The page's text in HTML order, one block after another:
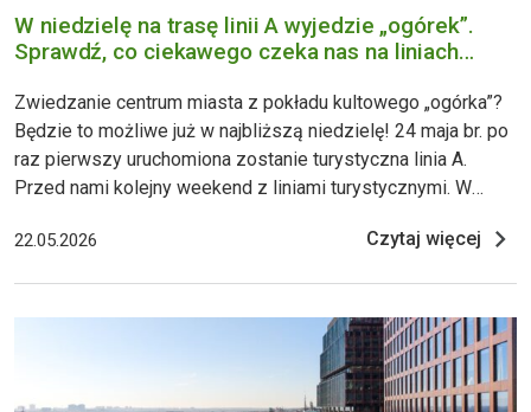
W niedzielę na trasę linii A wyjedzie „ogórek”.
Sprawdź, co ciekawego czeka nas na liniach
Zwiedzanie centrum miasta z pokładu kultowego „ogórka”?
Będzie to możliwe już w najbliższą niedzielę! 24 maja br. po
raz pierwszy uruchomiona zostanie turystyczna linia A.
Przed nami kolejny weekend z liniami turystycznymi. W
historycznymi tramwajami i autobusami. Zgodnie z
22.05.2026 Czytaj więcej